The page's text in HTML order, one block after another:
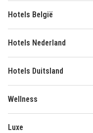
Hotels België
Hotels Nederland
Hotels Duitsland
Wellness
Luxe